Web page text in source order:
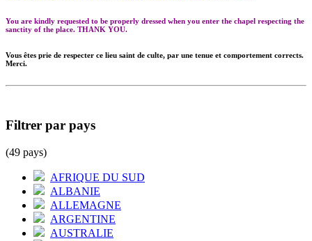
You are kindly requested to be properly dressed when you enter the chapel respecting the
sanctity of the place. THANK YOU.
Vous êtes prie de respecter ce lieu saint de culte, par une tenue et comportement corrects.
Merci.
Filtrer par pays
(49 pays)
AFRIQUE DU SUD
ALBANIE
ALLEMAGNE
ARGENTINE
AUSTRALIE